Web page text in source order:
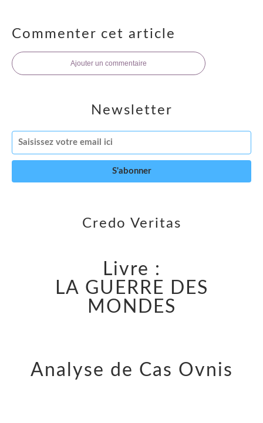
Commenter cet article
Ajouter un commentaire
Newsletter
Credo Veritas
Livre :
LA GUERRE DES
MONDES
Analyse de Cas Ovnis